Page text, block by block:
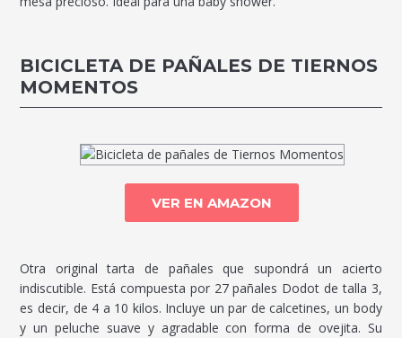
BICICLETA DE PAÑALES DE TIERNOS
MOMENTOS
VER EN AMAZON
Otra original tarta de pañales que supondrá un acierto
indiscutible. Está compuesta por 27 pañales Dodot de talla 3,
es decir, de 4 a 10 kilos. Incluye un par de calcetines, un body
y un peluche suave y agradable con forma de ovejita. Su